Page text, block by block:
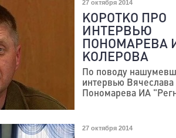
27 октября 2014
КОРОТКО ПРО
ИНТЕРВЬЮ
ПОНОМАРЕВА
КОЛЕРОВА
По поводу
интервью Вячеслава
Пономарева ИА
27 октября 2014